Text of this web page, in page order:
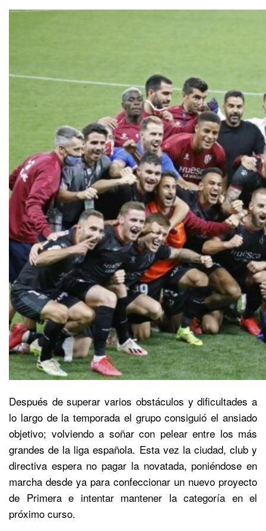
Después de superar varios obstáculos y dificultades a
lo largo de la temporada el grupo consiguió el ansiado
objetivo; volviendo a soñar con pelear entre los más
grandes de la liga española. Esta vez la ciudad, club y
directiva espera no pagar la novatada, poniéndose en
marcha desde ya para confeccionar un nuevo proyecto
de Primera e intentar mantener la categoría en el
próximo curso.